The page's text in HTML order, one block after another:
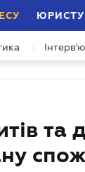
ЮРИСТУ
Інтерв'ю
та